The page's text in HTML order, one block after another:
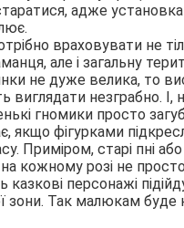
адже
враховувати не
але і загальну
не дуже велика, то
виглядати незграбно. І,
гномики просто
якщо фігурками
Приміром, старі пні
кожному розі не
казкові персонажі
зони. Так малюкам буде